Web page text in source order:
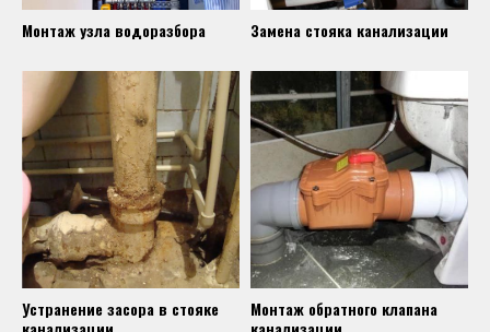
Монтаж узла водоразбора Замена стояка канализации
Устранение засора в стояке
Монтаж обратного клапана